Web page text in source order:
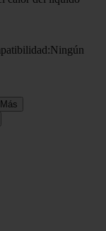
Ningún
Más